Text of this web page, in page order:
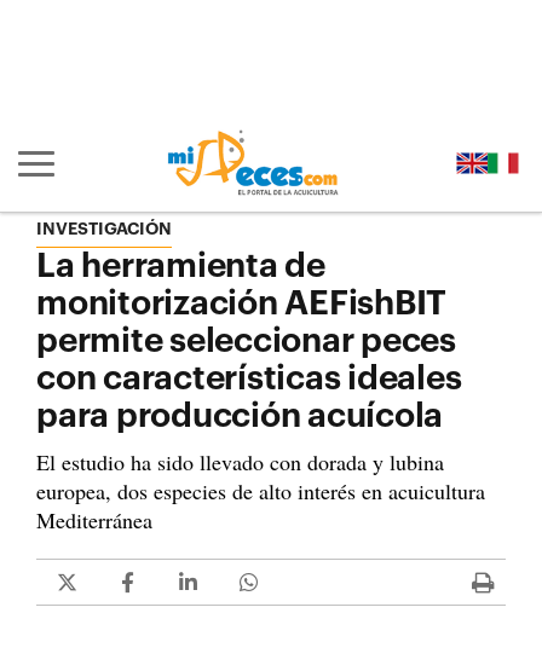
Mostrar/ocultar navegación principal
INVESTIGACIÓN
La herramienta de
monitorización AEFishBIT
permite seleccionar peces
con características ideales
para producción acuícola
El estudio ha sido llevado con dorada y lubina
europea, dos especies de alto interés en acuicultura
Mediterránea